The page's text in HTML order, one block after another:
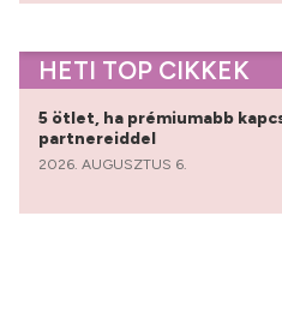
HETI TOP CIKKEK
5 ötlet, ha prémiumabb
partnereiddel
2026. AUGUSZTUS 6.